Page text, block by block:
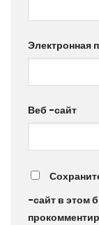
Электронная
Веб -сайт
-сайт в этом